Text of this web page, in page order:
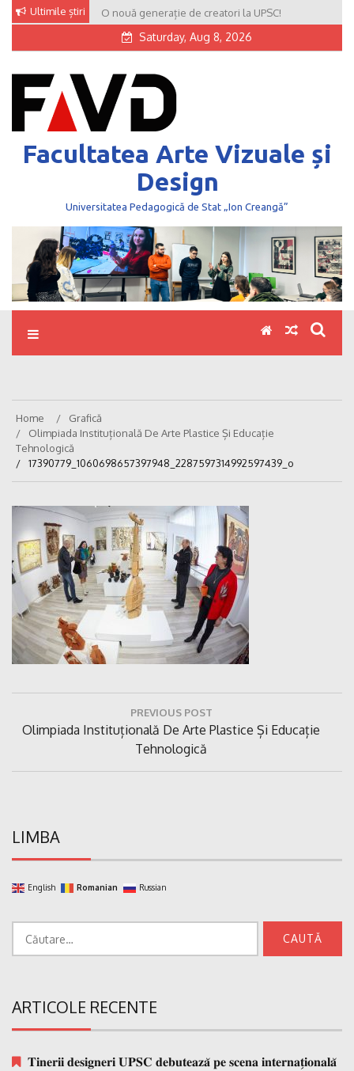
Skip
content
Ultimile știri O nouă generație de creatori la UPSC!
Saturday, Aug 8, 2026
Facultatea Arte Vizuale și
Design
Universitatea Pedagogică de Stat „Ion Creangă”
Home
Grafică
Olimpiada Instituțională De Arte Plastice Și Educație
Tehnologică
17390779_1060698657397948_2287597314992597439_o
articole
PREVIOUS POST
Previous
Olimpiada Instituțională De Arte Plastice Și Educație
Tehnologică
LIMBA
English Romanian Russian
ARTICOLE RECENTE
𝐓𝐢𝐧𝐞𝐫𝐢𝐢 𝐝𝐞𝐬𝐢𝐠𝐧𝐞𝐫𝐢 𝐔𝐏𝐒𝐂 𝐝𝐞𝐛𝐮𝐭𝐞𝐚𝐳𝐚̆ 𝐩𝐞 𝐬𝐜𝐞𝐧𝐚 𝐢𝐧𝐭𝐞𝐫𝐧𝐚𝐭̗𝐢𝐨𝐧𝐚𝐥𝐚̆